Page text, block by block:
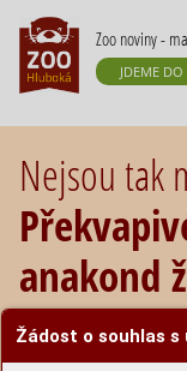
Žádost o souhlas
Zoo noviny -
JDEME
Nejsou tak
anakond